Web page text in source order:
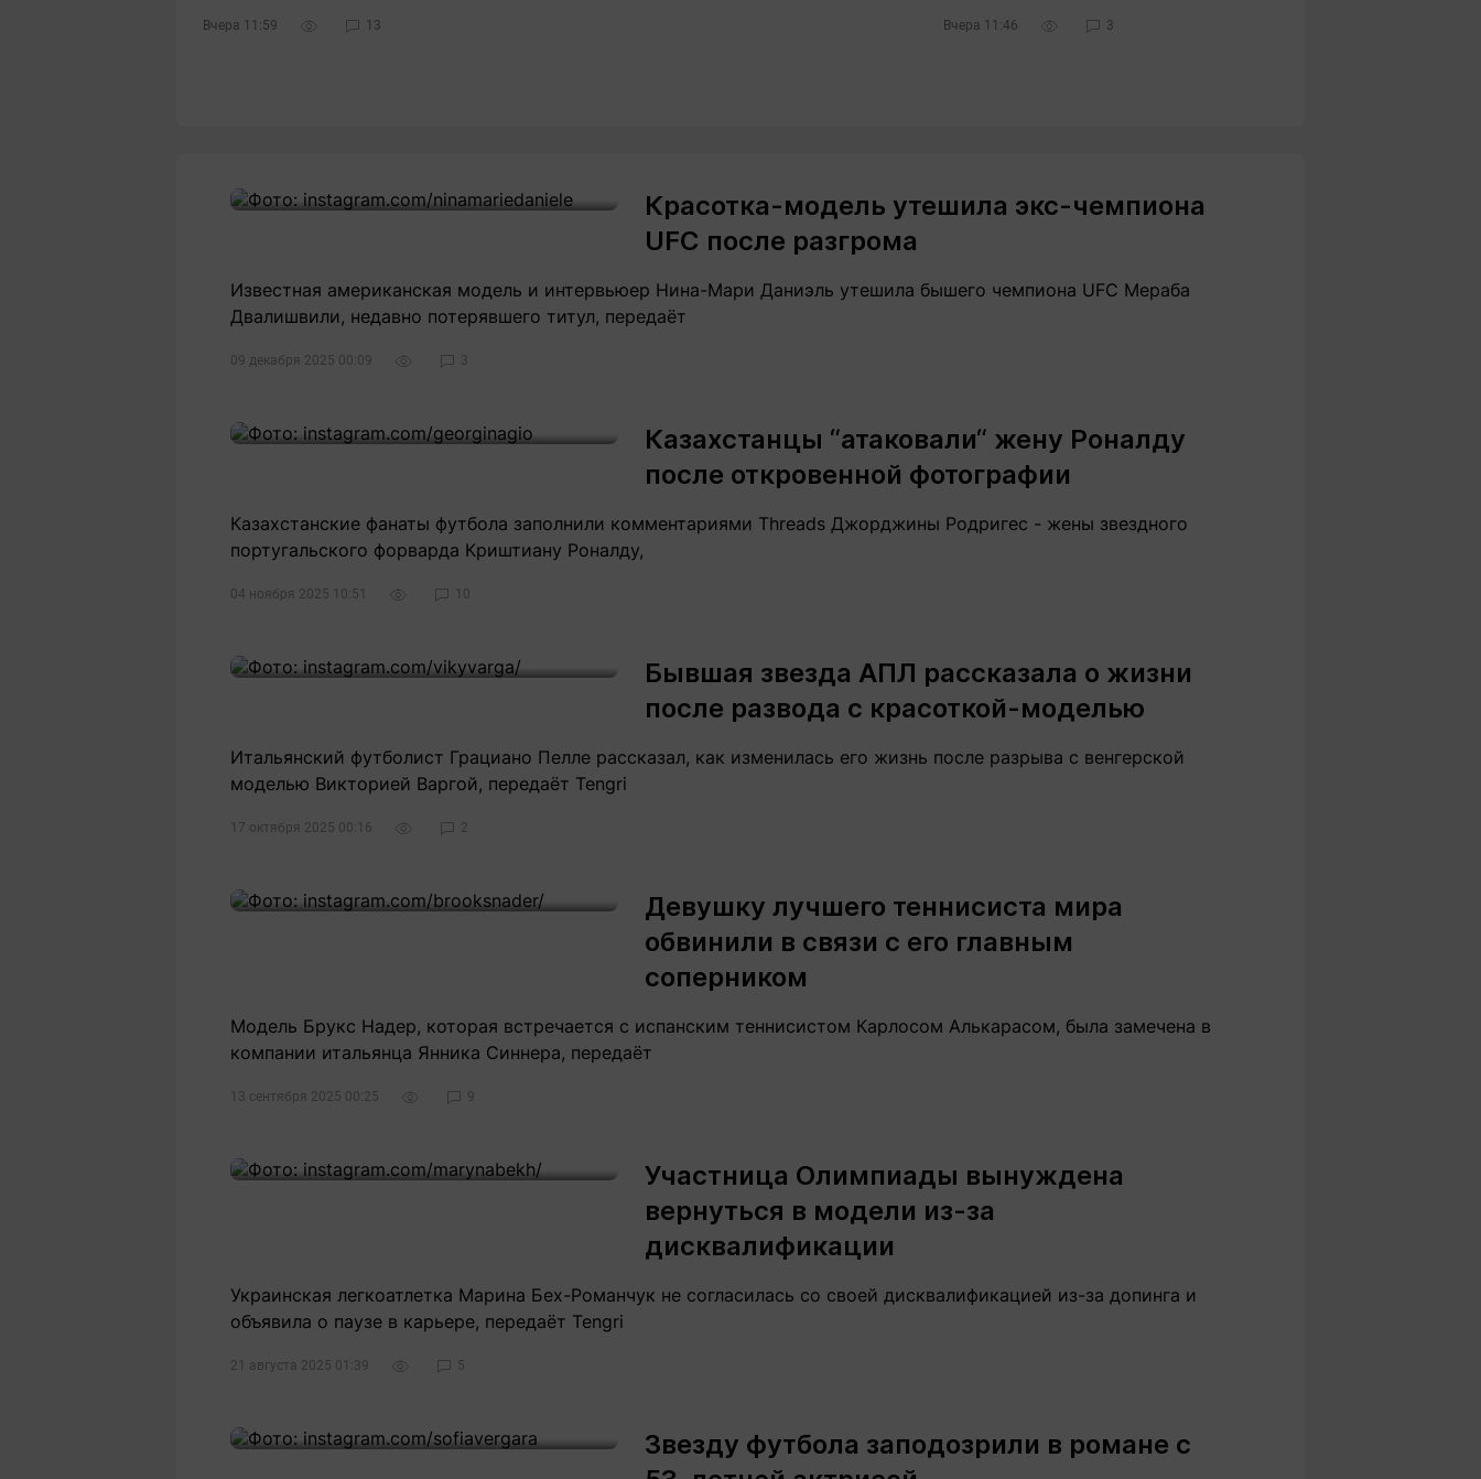
Вчера 11:59 13 Вчера 11:46 3
Красотка-модель утешила экс-чемпиона
UFC после разгрома
Известная американская модель и интервьюер Нина-Мари Даниэль утешила бышего чемпиона UFC Мераба
Двалишвили, недавно потерявшего титул, передаёт
09 декабря 2025 00:09 3
Казахстанцы “атаковали“ жену Роналду
после откровенной фотографии
Казахстанские фанаты футбола заполнили комментариями Threads Джорджины Родригес - жены звездного
португальского форварда Криштиану Роналду,
04 ноября 2025 10:51 10
Бывшая звезда АПЛ рассказала о жизни
после развода с красоткой-моделью
Итальянский футболист Грациано Пелле рассказал, как изменилась его жизнь после разрыва с венгерской
моделью Викторией Варгой, передаёт Tengri
17 октября 2025 00:16 2
Девушку лучшего теннисиста мира
обвинили в связи с его главным
соперником
Модель Брукс Надер, которая встречается с испанским теннисистом Карлосом Алькарасом, была замечена в
компании итальянца Янника Синнера, передаёт
13 сентября 2025 00:25 9
Участница Олимпиады вынуждена
вернуться в модели из-за
дисквалификации
Украинская легкоатлетка Марина Бех-Романчук не согласилась со своей дисквалификацией из-за допинга и
объявила о паузе в карьере, передаёт Tengri
21 августа 2025 01:39 5
Звезду футбола заподозрили в романе с